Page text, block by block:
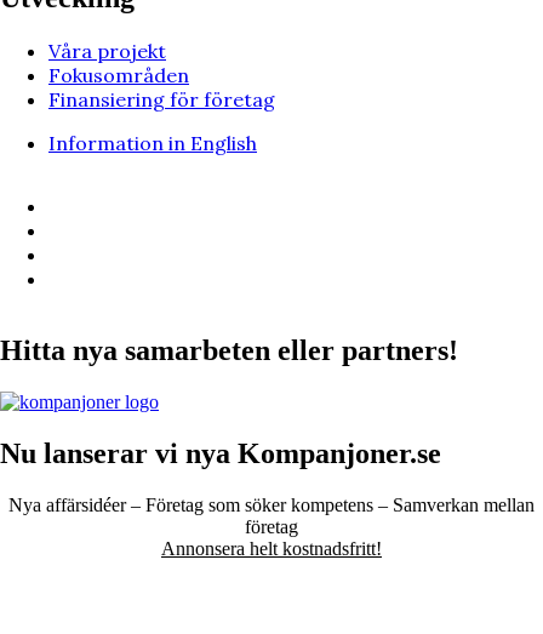
Våra projekt
Fokusområden
Finansiering för företag
Information in English
Hitta nya samarbeten eller partners!
Nu lanserar vi nya Kompanjoner.se
Nya affärsidéer – Företag som söker kompetens – Samverkan mellan
företag
Annonsera helt kostnadsfritt!